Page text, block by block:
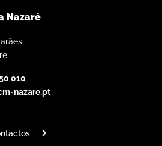
Nazaré
010
nazare.pt